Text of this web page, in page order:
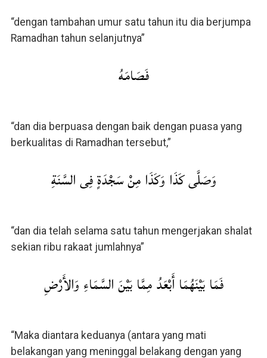
“dengan tambahan umur satu tahun itu dia berjumpa
Ramadhan tahun selanjutnya”
فَصَامَهُ
“dan dia berpuasa dengan baik dengan puasa yang
berkualitas di Ramadhan tersebut,”
وَصَلَّى كَذَا وَكَذَا مِنْ سَجْدَةٍ فِى السَّنَةِ
“dan dia telah selama satu tahun mengerjakan shalat
sekian ribu rakaat jumlahnya”
فَمَا بَيْنَهُمَا أَبْعَدُ مِمَّا بَيْنَ السَّمَاءِ وَالأَرْضِ
“Maka diantara keduanya (antara yang mati
belakangan yang meninggal belakang dengan yang